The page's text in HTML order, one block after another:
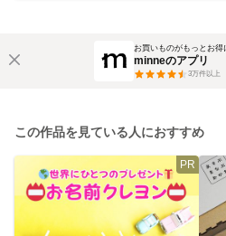
お買いものがもっとお得
minneのアプリ
3万件以上
この作品を見ている人におすすめ
PR